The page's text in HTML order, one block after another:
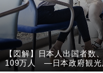
【図解】日本人出国者数
109万人 ―日本政府観光